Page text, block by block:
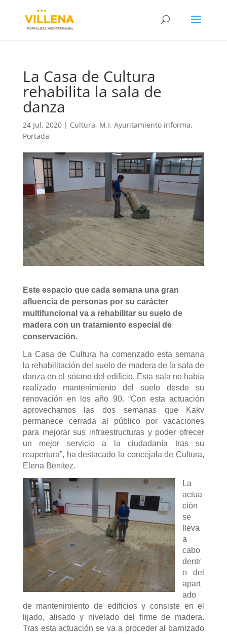
La Casa de Cultura
rehabilita la sala de
danza
24 Jul, 2020| Cultura, M.I. Ayuntamiento informa,
Portada
Este espacio que cada semana una gran
afluencia de personas por su carácter
multifuncional va a rehabilitar su suelo de
madera con un tratamiento especial de
conservación.
La Casa de Cultura ha comenzado esta semana
la rehabilitación del suelo de madera de la sala de
danza en el sótano del edificio. Esta sala no había
realizado mantenimiento del suelo desde su
renovación en los año 90. “Con esta actuación
aprovechamos las dos semanas que Kakv
permanece cerrada al público por vacaciones
para mejorar sus infraestructuras y poder ofrecer
un mejor servicio a la ciudadanía tras su
reapertura”, ha destacado la concejala de Cultura,
Elena Benítez.
La
actua
ción
se
lleva
a
cabo
dentr
o del
apart
ado
de mantenimiento de edificios y consiste en el
lijado, alisado y nivelado del firme de madera.
Tras esta actuación se va a proceder al barnizado